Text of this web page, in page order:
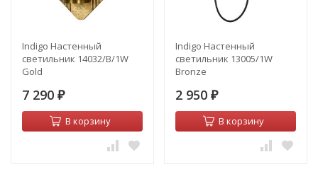
Indigo Настенный
светильник 14032/B/1W
Gold
7 290 ₽
В корзину
Indigo Настенный
светильник 13005/1W
Bronze
2 950 ₽
В корзину